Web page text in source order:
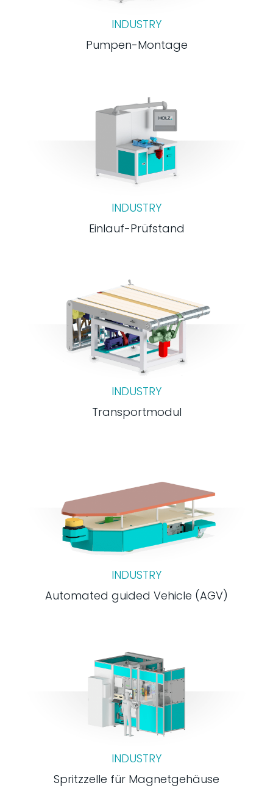
INDUSTRY
Pumpen-Montage
INDUSTRY
Einlauf-Prüfstand
INDUSTRY
Transportmodul
INDUSTRY
Automated guided Vehicle (AGV)
INDUSTRY
Spritzzelle für Magnetgehäuse